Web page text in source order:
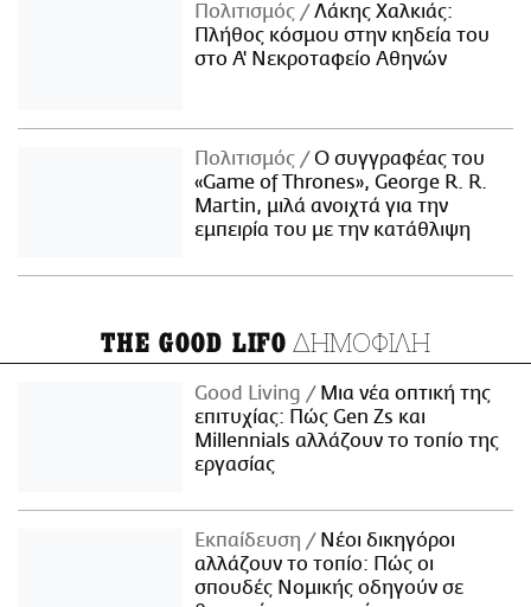
Πολιτισμός
Λάκης Χαλκιάς:
Πλήθος κόσμου στην κηδεία του
στο Α' Νεκροταφείο Αθηνών
Πολιτισμός
Ο συγγραφέας του
«Game of Thrones», George R. R.
Martin, μιλά ανοιχτά για την
εμπειρία του με την κατάθλιψη
THE GOOD LIFO ΔΗΜΟΦΙΛΗ
Good Living
Μια νέα οπτική της
επιτυχίας: Πώς Gen Zs και
Millennials αλλάζουν το τοπίο της
εργασίας
Εκπαίδευση
Νέοι δικηγόροι
αλλάζουν το τοπίο: Πώς οι
σπουδές Νομικής οδηγούν σε